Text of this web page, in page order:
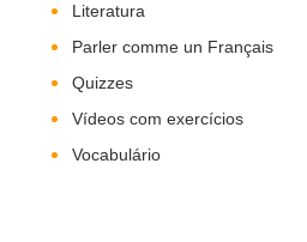
Literatura
Parler comme un Français
Quizzes
Vídeos com exercícios
Vocabulário